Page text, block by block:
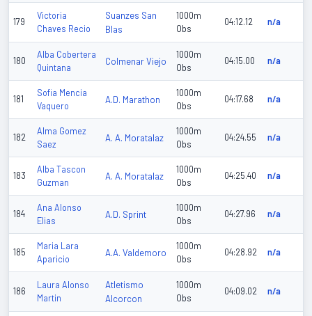
179
Victoria
Chaves Recio
Suanzes San
Blas
1000m
Obs
04:12.12 n/a
180
Alba Cobertera
Quintana
Colmenar Viejo
1000m
Obs
04:15.00 n/a
181
Sofia Mencia
Vaquero
A.D. Marathon
1000m
Obs
04:17.68 n/a
182
Alma Gomez
Saez
A. A. Moratalaz
1000m
Obs
04:24.55 n/a
183
Alba Tascon
Guzman
A. A. Moratalaz
1000m
Obs
04:25.40 n/a
184
Ana Alonso
Elias
A.D. Sprint
1000m
Obs
04:27.96 n/a
185
Maria Lara
Aparicio
A.A. Valdemoro
1000m
Obs
04:28.92 n/a
186
Laura Alonso
Martin
Atletismo
Alcorcon
1000m
Obs
04:09.02 n/a